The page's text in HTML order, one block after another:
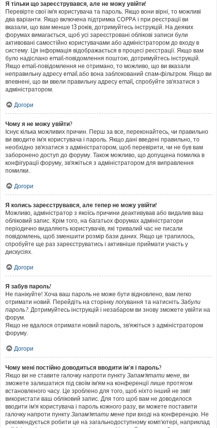
Я тільки що зареєструвався, але не можу увійти!
Перевірте свої ім'я користувача та пароль. Якщо вони вірні, то можливі
два варіанти. Якщо включена підтримка COPPA і при реєстрації ви
вказали, що вам менше 13 років, дотримуйтесь інструкцій. На деяких
форумах вимагається, щоб усі зареєстровані облікові записи були
активовані самостійно користувачами або адміністратором до входу в
систему. Ця інформація відображається в процесі реєстрації. Якщо вам
було надіслано email-повідомлення поштою, дотримуйтесь інструкцій.
Якщо email-повідомлення не отримано, то можливо, що ви вказали
неправильну адресу email або вона заблокований спам-фільтром. Якщо ви
впевнені, що ви ввели правильну адресу email, спробуйте зв'язатися з
адміністратором.
Догори
Чому я не можу увійти?
Існує кілька можливих причин. Перш за все, переконайтесь, чи правильно
ви вводите ім'я користувача і пароль. Якщо дані введені правильно, то
необхідно зв'язатися з адміністратором, щоб перевірити, чи не був вам
заборонено доступ до форуму. Також можливо, що допущена помилка в
конфігурації форуму, зв'яжіться з адміністратором для виправлення
помилки.
Догори
Я колись зареєструвався, але тепер не можу увійти!
Можливо, адміністратор з якоїсь причини деактивував або видалив ваш
обліковий запис. Крім того, на багатьох форумах адміністратори
періодично видаляють користувачів, які тривалий час не писали
повідомлень, щоб зменшити розмір бази даних. Якщо це трапилось,
спробуйте ще раз зареєструватись і активніше приймати участь у
дискусіях.
Догори
Я забув пароль!
Не панікуйте! Хоча ваш пароль не може бути відновлено, вам легко
отримати новий. Перейдіть на сторінку логування та натисніть Забули
пароль?. Дотримуйтесь інструкцій і незабаром ви знову зможете увійти на
форум.
Якщо не вдалося отримати новий пароль, зв'яжіться з адміністратором
форуму.
Догори
Чому мені постійно доводиться вводити ім’я і пароль?
Якщо ви не ставите галочку напроти пункту Запам'ятати мене, ви
зможете залишатися під своїм ім'ям на конференції лише протягом
встановленого часу. Це зроблено для того, щоб ніхто інший не зміг
використати ваш обліковий запис. Для того щоб вам не доводилося
вводити ім'я користувача і пароль кожного разу, ви можете поставити
галочку напроти пункту Запам'ятати мене при вході на конференцію. Не
рекомендується робити це на загальнодоступному комп'ютері, наприклад